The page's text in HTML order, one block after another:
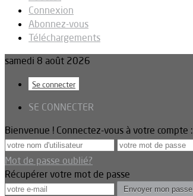
Connexion
Abonnez-vous
Téléchargements
samedi 8 août 2026
Se connecter
SE CONNECTER
Bienvenue ! Connectez-vous à votre compte :
Mot de passe oublié?
Récupérer votre mot de passe